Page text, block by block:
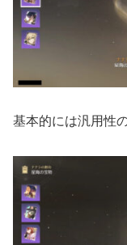
基本的には汎用性